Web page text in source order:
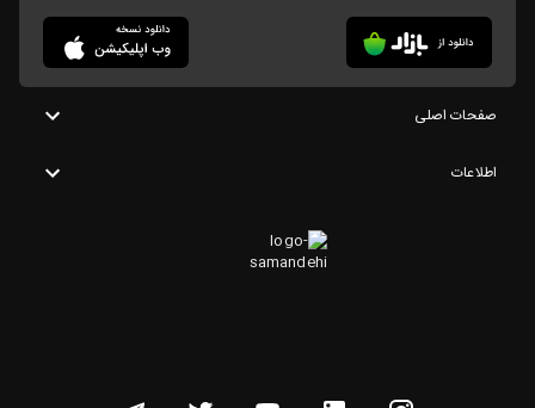
صفحات اصلی
اطلاعات